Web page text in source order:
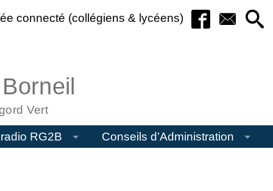
connecté (collégiens & lycéens)
Vert
RG2B Conseils d’Administration